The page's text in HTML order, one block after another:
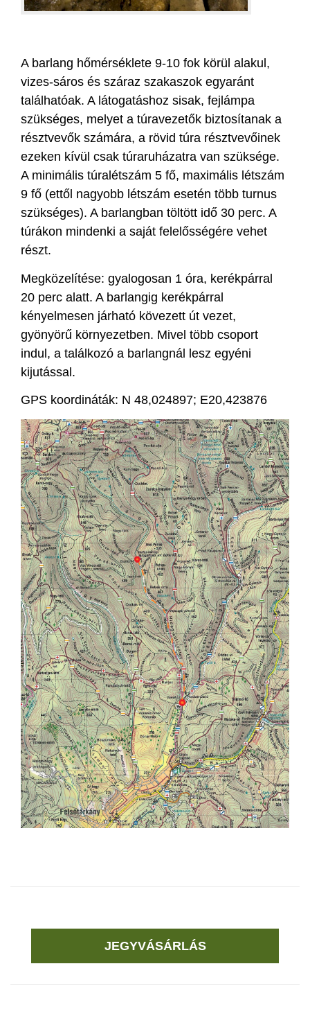
A barlang hőmérséklete 9-10 fok körül alakul,
vizes-sáros és száraz szakaszok egyaránt
találhatóak. A látogatáshoz sisak, fejlámpa
szükséges, melyet a túravezetők biztosítanak a
résztvevők számára, a rövid túra résztvevőinek
ezeken kívül csak túraruházatra van szüksége.
A minimális túralétszám 5 fő, maximális létszám
9 fő (ettől nagyobb létszám esetén több turnus
szükséges). A barlangban töltött idő 30 perc. A
túrákon mindenki a saját felelősségére vehet
részt.
Megközelítése: gyalogosan 1 óra, kerékpárral
20 perc alatt. A barlangig kerékpárral
kényelmesen járható kövezett út vezet,
gyönyörű környezetben. Mivel több csoport
indul, a találkozó a barlangnál lesz egyéni
kijutással.
GPS koordináták: N 48,024897; E20,423876
JEGYVÁSÁRLÁS